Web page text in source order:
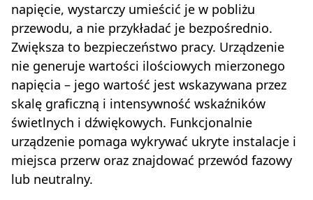
napięcie, wystarczy umieścić je w pobliżu
przewodu, a nie przykładać je bezpośrednio.
Zwiększa to bezpieczeństwo pracy. Urządzenie
nie generuje wartości ilościowych mierzonego
napięcia – jego wartość jest wskazywana przez
skalę graficzną i intensywność wskaźników
świetlnych i dźwiękowych. Funkcjonalnie
urządzenie pomaga wykrywać ukryte instalacje i
miejsca przerw oraz znajdować przewód fazowy
lub neutralny.